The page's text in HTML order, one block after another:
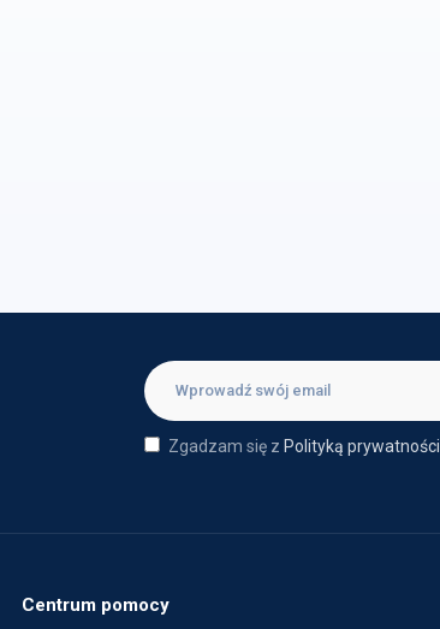
Zgadzam się z Polityką prywatności
Centrum pomocy